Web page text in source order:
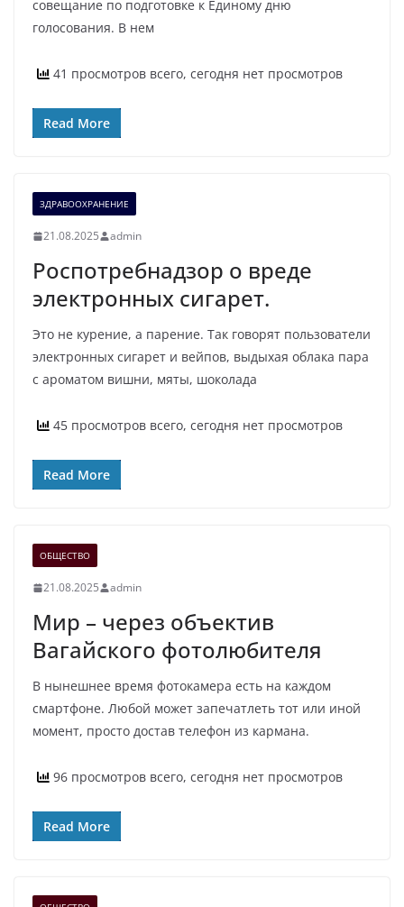
совещание по подготовке к Единому дню
голосования. В нем
41 просмотров всего, сегодня нет просмотров
Read More
ЗДРАВООХРАНЕНИЕ
21.08.2025 admin
Роспотребнадзор о вреде
электронных сигарет.
Это не курение, а парение. Так говорят пользователи
электронных сигарет и вейпов, выдыхая облака пара
с ароматом вишни, мяты, шоколада
45 просмотров всего, сегодня нет просмотров
Read More
ОБЩЕСТВО
21.08.2025 admin
Мир – через объектив
Вагайского фотолюбителя
В нынешнее время фотокамера есть на каждом
смартфоне. Любой может запечатлеть тот или иной
момент, просто достав телефон из кармана.
96 просмотров всего, сегодня нет просмотров
Read More